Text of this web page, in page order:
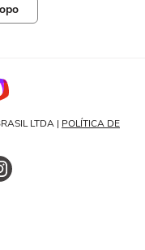
LTDA | POLÍTICA DE